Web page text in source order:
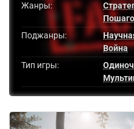
Жанры:
Поджанры:
Война
Тип игры: